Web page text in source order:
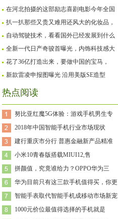
在河北拍摄的这部励志喜剧电影今年全国
扒一扒那些又贵又难用还风大的化妆品，
自动驾驶技术，看看国外已经发展到什么
全新一代日产奇骏首曝光，内饰科技感大
花了36亿打造出来，要做中国的宝马，
新款雷凌申报图曝光 沿用美版SE造型
热点阅读
努比亚红魔5G体验：游戏手机男生专
2018年中国智能手机行业市场现状
建行重庆市分行 普惠金融新产品精准
小米10青春版搭载MIUI12,售
拼颜值，究竟谁给力？OPPO华为三
华为目前只有这三款手机值得买，你更
智能手表取代智能手机成移动市场新宠
1000元价位最值得选择的手机就是